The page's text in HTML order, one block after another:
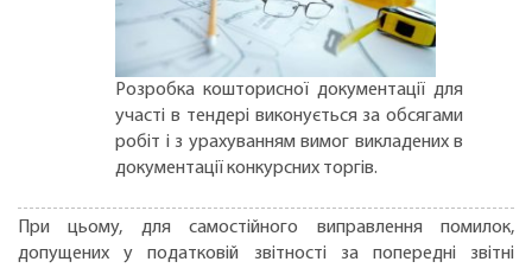
Розробка кошторисної документації для
участі в тендері виконується за обсягами
робіт і з урахуванням вимог викладених в
документації конкурсних торгів.
При цьому, для самостійного виправлення помилок,
допущених у податковій звітності за попередні звітні